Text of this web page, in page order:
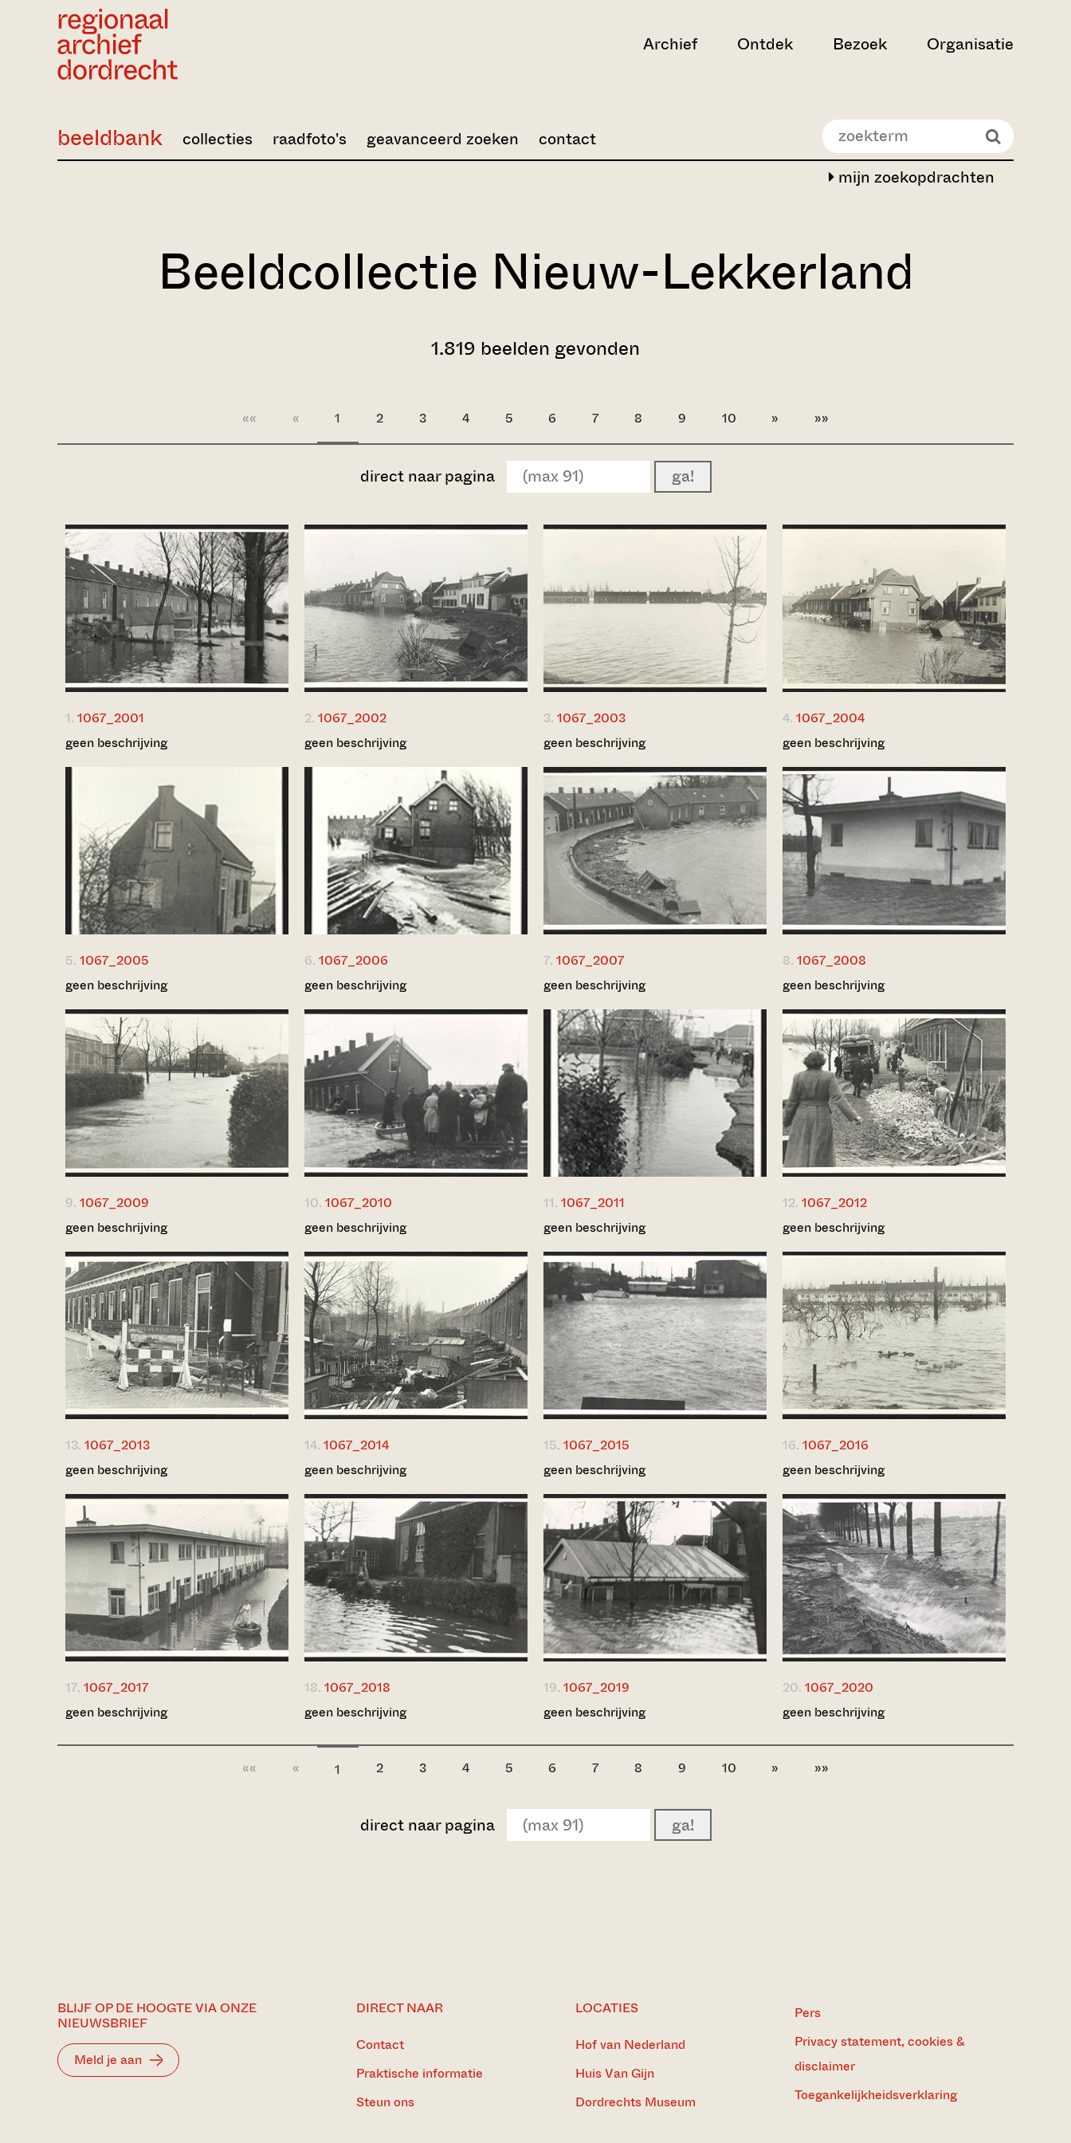
Archief Ontdek Bezoek Organisatie
mijn zoekopdrachten
beeldbank collecties raadfoto's geavanceerd zoeken contact
Beeldcollectie Nieuw-Lekkerland
1.819 beelden gevonden
«« « 1 2 3 4 5 6 7 8 9 10 » »»
direct naar pagina ga!
1. 1067_2001
geen beschrijving
2. 1067_2002
geen beschrijving
3. 1067_2003
geen beschrijving
4. 1067_2004
geen beschrijving
5. 1067_2005
geen beschrijving
6. 1067_2006
geen beschrijving
7. 1067_2007
geen beschrijving
8. 1067_2008
geen beschrijving
9. 1067_2009
geen beschrijving
10. 1067_2010
geen beschrijving
11. 1067_2011
geen beschrijving
12. 1067_2012
geen beschrijving
13. 1067_2013
geen beschrijving
14. 1067_2014
geen beschrijving
15. 1067_2015
geen beschrijving
16. 1067_2016
geen beschrijving
17. 1067_2017
geen beschrijving
18. 1067_2018
geen beschrijving
19. 1067_2019
geen beschrijving
20. 1067_2020
geen beschrijving
«« « 1 2 3 4 5 6 7 8 9 10 » »»
direct naar pagina ga!
BLIJF OP DE HOOGTE VIA ONZE
NIEUWSBRIEF
Meld je aan
DIRECT NAAR
Contact
Praktische informatie
Steun ons
LOCATIES
Hof van Nederland
Huis Van Gijn
Dordrechts Museum
Pers
Privacy statement, cookies &
disclaimer
Toegankelijkheidsverklaring